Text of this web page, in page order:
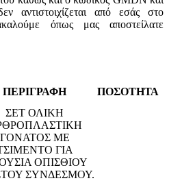
από εσάς στο
όπως μας αποστείλατε
ΠΕΡΙΓΡΑΦΗ ΠΟΣΟΤΗΤΑ
ΣΕΤ ΟΛΙΚΗ
ΓΟΝΑΤΟΣ ΜΕ
ΓΙΑ
ΟΠΙΣΘΙΟΥ
ΣΥΝΔΕΣΜΟΥ.